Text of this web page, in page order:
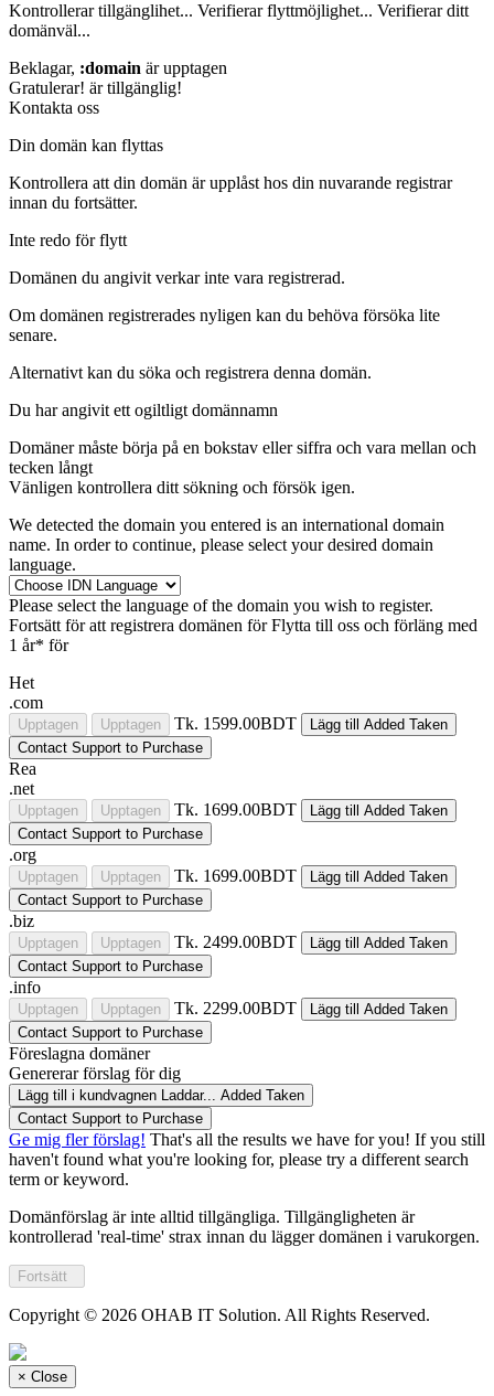
Kontrollerar tillgänglihet... Verifierar flyttmöjlighet... Verifierar ditt
domänväl...
Beklagar, :domain är upptagen
Gratulerar! är tillgänglig!
Kontakta oss
Din domän kan flyttas
Kontrollera att din domän är upplåst hos din nuvarande registrar
innan du fortsätter.
Inte redo för flytt
Domänen du angivit verkar inte vara registrerad.
Om domänen registrerades nyligen kan du behöva försöka lite
senare.
Alternativt kan du söka och registrera denna domän.
Du har angivit ett ogiltligt domännamn
Domäner måste börja på en bokstav eller siffra och vara mellan och
tecken långt
Vänligen kontrollera ditt sökning och försök igen.
We detected the domain you entered is an international domain
name. In order to continue, please select your desired domain
language.
Please select the language of the domain you wish to register.
Fortsätt för att registrera domänen för Flytta till oss och förläng med
1 år* för
Het
.com
Upptagen Upptagen Tk. 1599.00BDT Lägg till Added Taken
Contact Support to Purchase
Rea
.net
Upptagen Upptagen Tk. 1699.00BDT Lägg till Added Taken
Contact Support to Purchase
.org
Upptagen Upptagen Tk. 1699.00BDT Lägg till Added Taken
Contact Support to Purchase
.biz
Upptagen Upptagen Tk. 2499.00BDT Lägg till Added Taken
Contact Support to Purchase
.info
Upptagen Upptagen Tk. 2299.00BDT Lägg till Added Taken
Contact Support to Purchase
Föreslagna domäner
Genererar förslag för dig
Lägg till i kundvagnen Laddar... Added Taken
Contact Support to Purchase
Ge mig fler förslag! That's all the results we have for you! If you still
haven't found what you're looking for, please try a different search
term or keyword.
Domänförslag är inte alltid tillgängliga. Tillgängligheten är
kontrollerad 'real-time' strax innan du lägger domänen i varukorgen.
Copyright © 2026 OHAB IT Solution. All Rights Reserved.
× Close